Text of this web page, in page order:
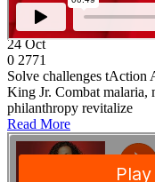
24 Oct
0 2771
Solve challenges tAction
King Jr. Combat malaria,
philanthropy revitalize
Read More